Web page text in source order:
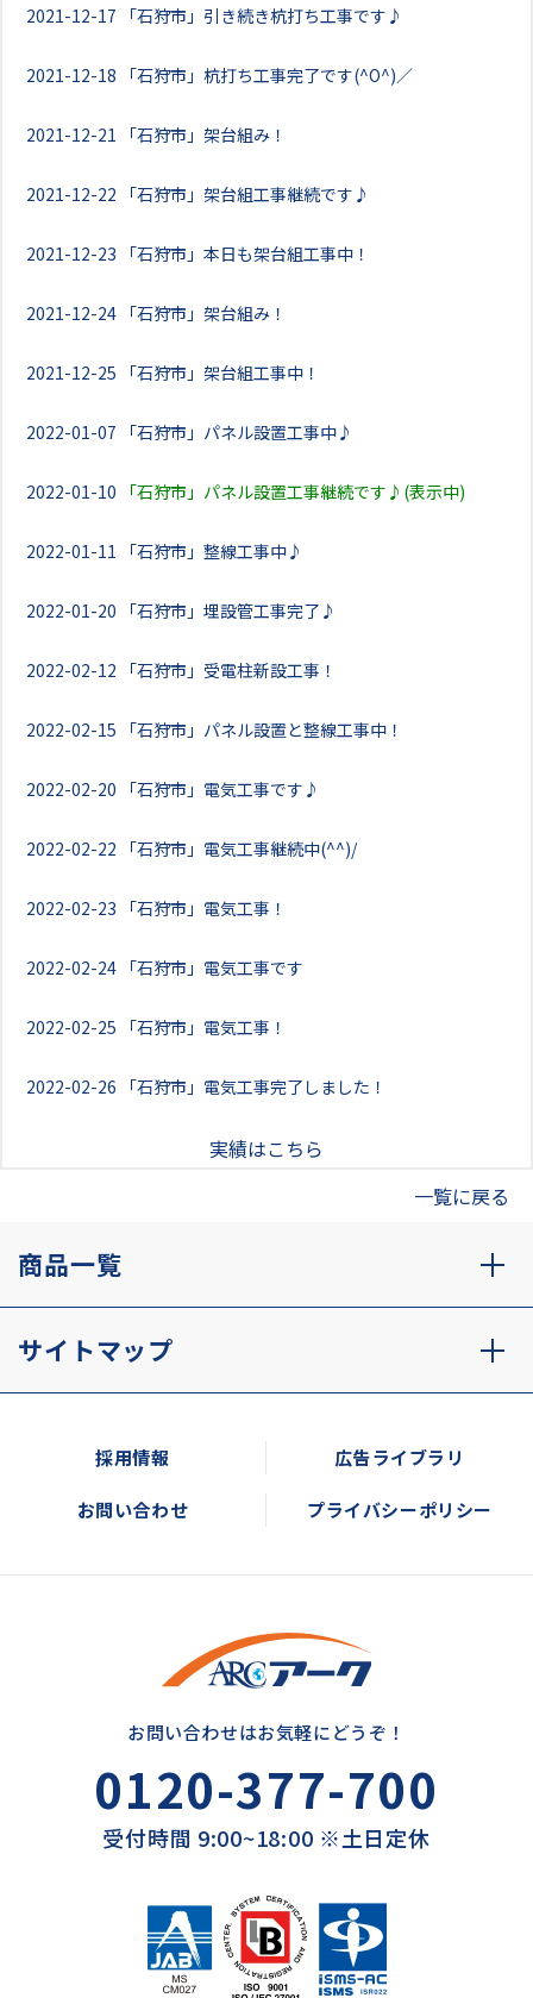
2021-12-17 「石狩市」引き続き杭打ち工事です♪
2021-12-18 「石狩市」杭打ち工事完了です(^O^)／
2021-12-21 「石狩市」架台組み！
2021-12-22 「石狩市」架台組工事継続です♪
2021-12-23 「石狩市」本日も架台組工事中！
2021-12-24 「石狩市」架台組み！
2021-12-25 「石狩市」架台組工事中！
2022-01-07 「石狩市」パネル設置工事中♪
2022-01-10 「石狩市」パネル設置工事継続です♪(表示中)
2022-01-11 「石狩市」整線工事中♪
2022-01-20 「石狩市」埋設管工事完了♪
2022-02-12 「石狩市」受電柱新設工事！
2022-02-15 「石狩市」パネル設置と整線工事中！
2022-02-20 「石狩市」電気工事です♪
2022-02-22 「石狩市」電気工事継続中(^^)/
2022-02-23 「石狩市」電気工事！
2022-02-24 「石狩市」電気工事です
2022-02-25 「石狩市」電気工事！
2022-02-26 「石狩市」電気工事完了しました！
実績はこちら
一覧に戻る
商品一覧
サイトマップ
採用情報 広告ライブラリ
お問い合わせ プライバシーポリシー
お問い合わせはお気軽にどうぞ！
0120-377-700
受付時間 9:00~18:00 ※土日定休